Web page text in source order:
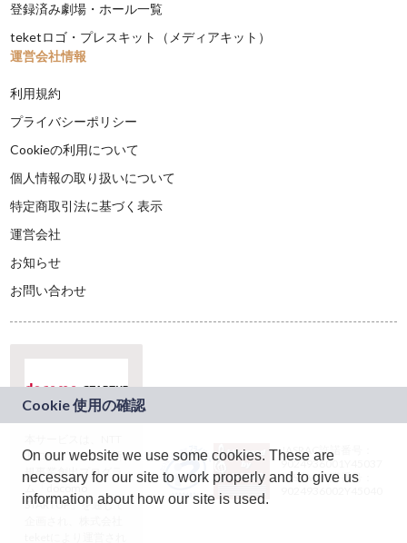
登録済み劇場・ホール一覧
teketロゴ・プレスキット（メディアキット）
運営会社情報
利用規約
プライバシーポリシー
Cookieの利用について
個人情報の取り扱いについて
特定商取引法に基づく表示
運営会社
お知らせ
お問い合わせ
ドコモグループの新
規事業創出プログラ
ム「docomo
STARTUP」を通じて
JASRAC許諾番号：
9024936001Y45037
JASRAC許諾番号：
On our website we use some cookies. These are
necessary for our site to work properly and to give us
information about how our site is used.